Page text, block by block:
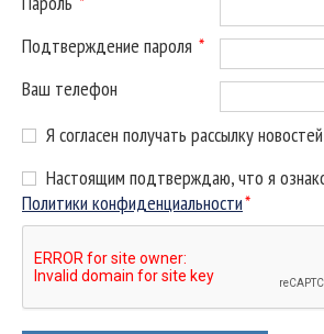
Подтверждение пароля *
Ваш телефон
Я согласен получать рассылку
Настоящим подтверждаю, что я
Политики конфиденциальности*